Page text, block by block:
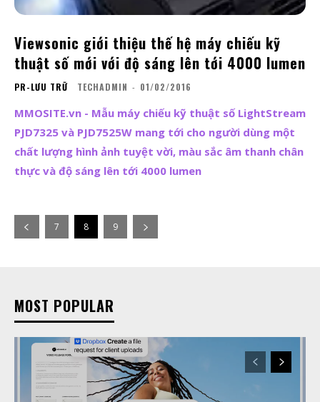
Viewsonic giới thiệu thế hệ máy chiếu kỹ
thuật số mới với độ sáng lên tới 4000 lumen
PR-LƯU TRỮ TECHADMIN - 01/02/2016
MMOSITE.vn - Mẫu máy chiếu kỹ thuật số LightStream
PJD7325 và PJD7525W mang tới cho người dùng một
chất lượng hình ảnh tuyệt vời, màu sắc âm thanh chân
thực và độ sáng lên tới 4000 lumen
7 8 9
MOST POPULAR